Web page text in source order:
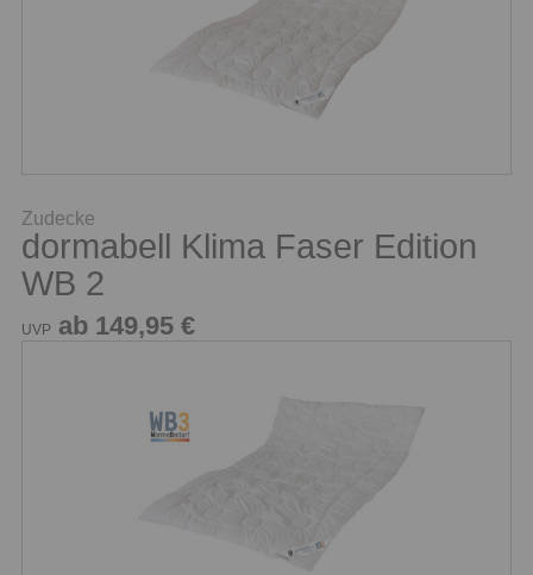
Zudecke
dormabell Klima Faser Edition
WB 2
UVP ab 149,95 €